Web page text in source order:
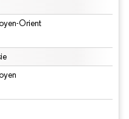
Orient
nécessite une attribution sous CC